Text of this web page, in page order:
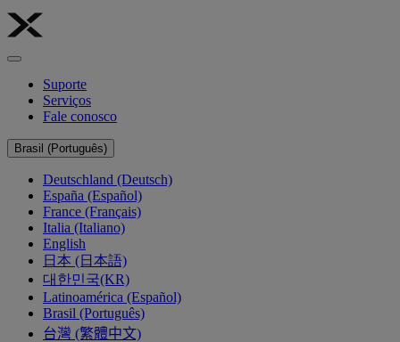
Suporte
Serviços
Fale conosco
Brasil (Português)
Deutschland (Deutsch)
España (Español)
France (Français)
Italia (Italiano)
English
日本 (日本語)
대한민국(KR)
Latinoamérica (Español)
Brasil (Português)
台灣 (繁體中文)